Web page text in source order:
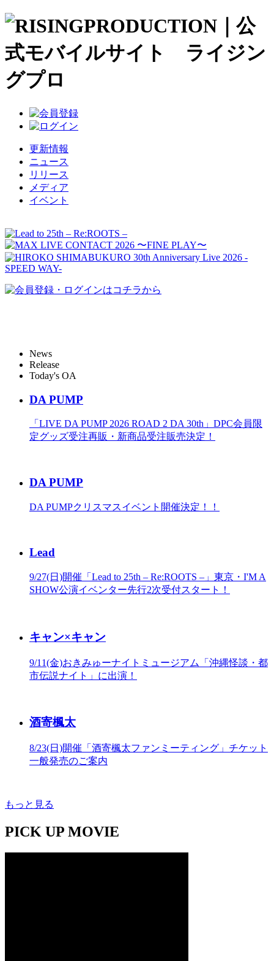
更新情報
ニュース
リリース
メディア
イベント
News
Release
Today's OA
DA PUMP
「LIVE DA PUMP 2026 ROAD 2 DA 30th」DPC会員限
定グッズ受注再販・新商品受注販売決定！
DA PUMP
DA PUMPクリスマスイベント開催決定！！
Lead
9/27(日)開催「Lead to 25th – Re:ROOTS –」東京・I'M A
SHOW公演イベンター先行2次受付スタート！
キャン×キャン
9/11(金)おきみゅーナイトミュージアム「沖縄怪談・都
市伝説ナイト」に出演！
酒寄楓太
8/23(日)開催「酒寄楓太ファンミーティング」チケット
一般発売のご案内
もっと見る
PICK UP MOVIE